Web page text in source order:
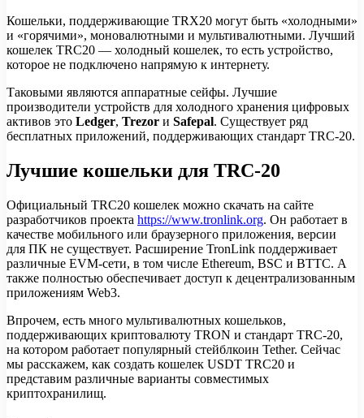
Кошельки, поддерживающие TRX20 могут быть «холодными»
и «горячими», моновалютными и мультивалютными. Лучший
кошелек TRC20 — холодный кошелек, то есть устройство,
которое не подключено напрямую к интернету.
Таковыми являются аппаратные сейфы. Лучшие
производители устройств для холодного хранения цифровых
активов это Ledger, Trezor и Safepal. Существует ряд
бесплатных приложений, поддерживающих стандарт TRC-20.
Лучшие кошельки для TRC-20
Официальный TRC20 кошелек можно скачать на сайте
разработчиков проекта https://www.tronlink.org. Он работает в
качестве мобильного или браузерного приложения, версии
для ПК не существует. Расширение TronLink поддерживает
различные EVM-сети, в том числе Ethereum, BSC и BTTC. А
также полностью обеспечивает доступ к децентрализованным
приложениям Web3.
Впрочем, есть много мультивалютных кошельков,
поддерживающих криптовалюту TRON и стандарт TRC-20,
на котором работает популярный стейблкоин Tether. Сейчас
мы расскажем, как создать кошелек USDT TRC20 и
представим различные варианты совместимых
криптохранилищ.